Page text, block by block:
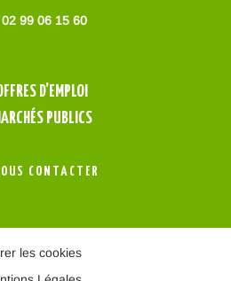
02 99 06 15 60
D’EMPLOI
PUBLICS
CONTACTER
les cookies